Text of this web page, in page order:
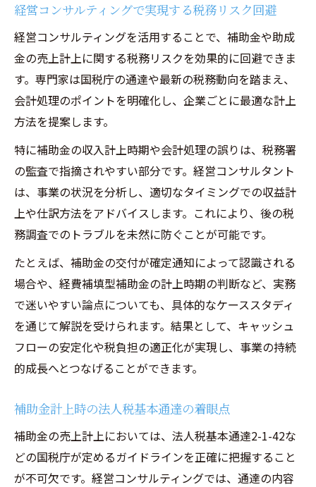
経営コンサルティングで実現する税務リスク回避
経営コンサルティングを活用することで、補助金や助成
金の売上計上に関する税務リスクを効果的に回避できま
す。専門家は国税庁の通達や最新の税務動向を踏まえ、
会計処理のポイントを明確化し、企業ごとに最適な計上
方法を提案します。
特に補助金の収入計上時期や会計処理の誤りは、税務署
の監査で指摘されやすい部分です。経営コンサルタント
は、事業の状況を分析し、適切なタイミングでの収益計
上や仕訳方法をアドバイスします。これにより、後の税
務調査でのトラブルを未然に防ぐことが可能です。
たとえば、補助金の交付が確定通知によって認識される
場合や、経費補填型補助金の計上時期の判断など、実務
で迷いやすい論点についても、具体的なケーススタディ
を通じて解説を受けられます。結果として、キャッシュ
フローの安定化や税負担の適正化が実現し、事業の持続
的成長へとつなげることができます。
補助金計上時の法人税基本通達の着眼点
補助金の売上計上においては、法人税基本通達2-1-42な
どの国税庁が定めるガイドラインを正確に把握すること
が不可欠です。経営コンサルティングでは、通達の内容